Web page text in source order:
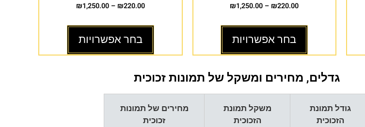
₪220.00
–
₪1,250.00
בחר אפשרויות
₪220.00
–
₪1,250.00
בחר אפשרויות
גדלים, מחירים ומשקל של תמונות זכוכית
גודל תמונת
הזכוכית
משקל תמונת
הזכוכית
מחירים של תמונות
זכוכית